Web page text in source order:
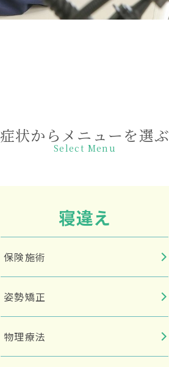
症状からメニューを選ぶ
Select Menu
寝違え
保険施術
姿勢矯正
物理療法